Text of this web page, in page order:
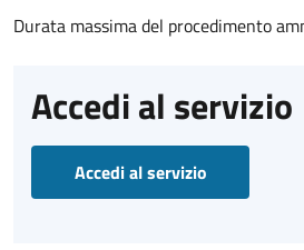
Durata massima del procedimento
Accedi al servizio
Accedi al servizio